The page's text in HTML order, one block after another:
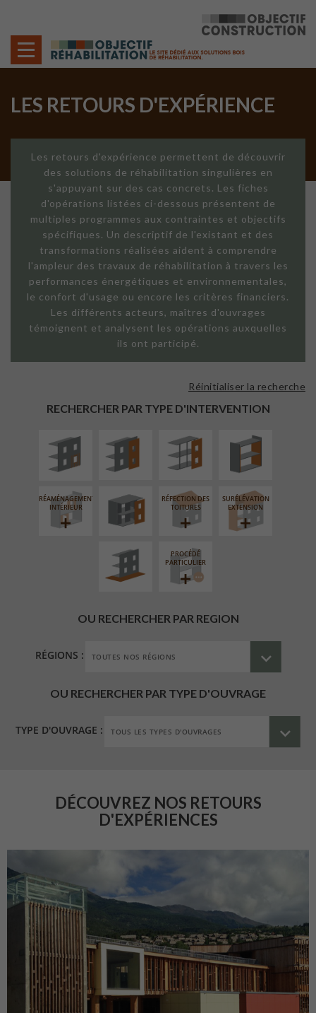
LES RETOURS D'EXPÉRIENCE
Les retours d'expérience permettent de découvrir
des solutions de réhabilitation singulières en
s'appuyant sur des cas concrets. Les fiches
d'opérations listées ci-dessous présentent de
multiples programmes aux contraintes et objectifs
spécifiques. Un descriptif de l'existant et des
transformations réalisées aident à comprendre
l'ampleur des travaux de réhabilitation à travers les
performances énergétiques et environnementales,
le confort d'usage ou encore les critères financiers.
Les différents acteurs, maîtres d'ouvrages
témoignent et analysent les opérations auxquelles
ils ont participé.
RECHERCHER PAR TYPE D'INTERVENTION
Réinitialiser la recherche
EXTÉRIEURE
FAÇADE SUR
LINÉAIRE
ISOLATION
INTÉRIEURE
RÉAMÉNAGEMENT
INTÉRIEUR
FERMETURE
LOGGIAS
RÉFECTION DES
TOITURES
SURÉLÉVATION
EXTENSION
AMÉNAGEMENT
EXTÉRIEUR
PROCÉDÉ
PARTICULIER
OU RECHERCHER PAR REGION
RÉGIONS :
OU RECHERCHER PAR TYPE D'OUVRAGE
TYPE D'OUVRAGE :
DÉCOUVREZ NOS RETOURS
D'EXPÉRIENCES